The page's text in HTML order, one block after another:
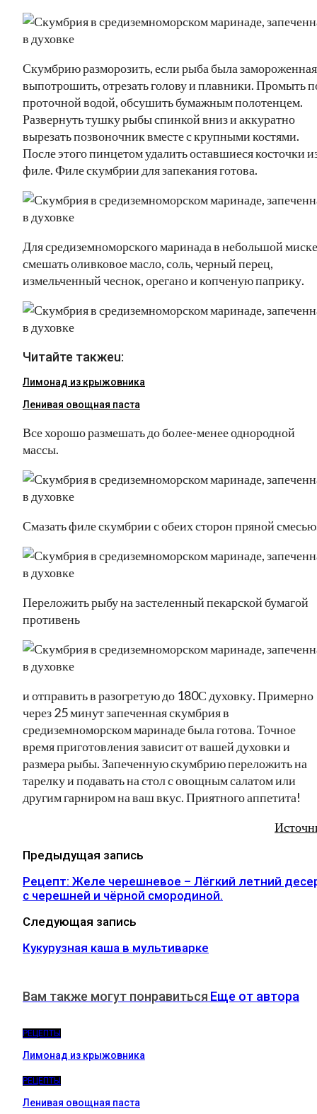
Скумбрию разморозить, если рыба была
выпотрошить, отрезать голову и плавники. Промыть
проточной водой, обсушить бумажным полотенцем.
Развернуть тушку рыбы спинкой вниз и аккуратно
вырезать позвоночник вместе с крупными костями.
После этого пинцетом удалить оставшиеся косточки
филе. Филе скумбрии для запекания готова.
Для средиземноморского маринада в небольшой миске
смешать оливковое масло, соль, черный перец,
измельченный чеснок, орегано и копченую паприку.
Читайте такжеu:
Лимонад из крыжовника
Ленивая овощная паста
Все хорошо размешать до более-менее однородной
массы.
Смазать филе скумбрии с обеих сторон пряной
Переложить рыбу на застеленный пекарской бумагой
противень
и отправить в разогретую до 180С духовку. Примерно
через 25 минут запеченная скумбрия в
средиземноморском маринаде была готова. Точное
время приготовления зависит от вашей духовки и
размера рыбы. Запеченную скумбрию переложить на
тарелку и подавать на стол с овощным салатом или
другим гарниром на ваш вкус. Приятного аппетита!
Предыдущая запись
Рецепт: Желе черешневое – Лёгкий летний
с черешней и чёрной смородиной.
Следующая запись
Кукурузная каша в мультиварке
Вам также могут понравиться Еще от автора
РЕЦЕПТЫ
Лимонад из крыжовника
РЕЦЕПТЫ
Ленивая овощная паста